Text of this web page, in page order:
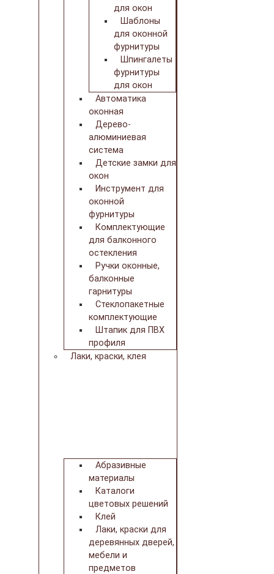
для окон
Шаблоны
для оконной
фурнитуры
Шпингалеты
фурнитуры
для окон
Автоматика
оконная
Дерево-
алюминиевая
система
Детские замки для
окон
Инструмент для
оконной
фурнитуры
Комплектующие
для балконного
остекления
Ручки оконные,
балконные
гарнитуры
Стеклопакетные
комплектующие
Штапик для ПВХ
профиля
Лаки, краски, клея
Абразивные
материалы
Каталоги
цветовых решений
Клей
Лаки, краски для
деревянных дверей,
мебели и
предметов